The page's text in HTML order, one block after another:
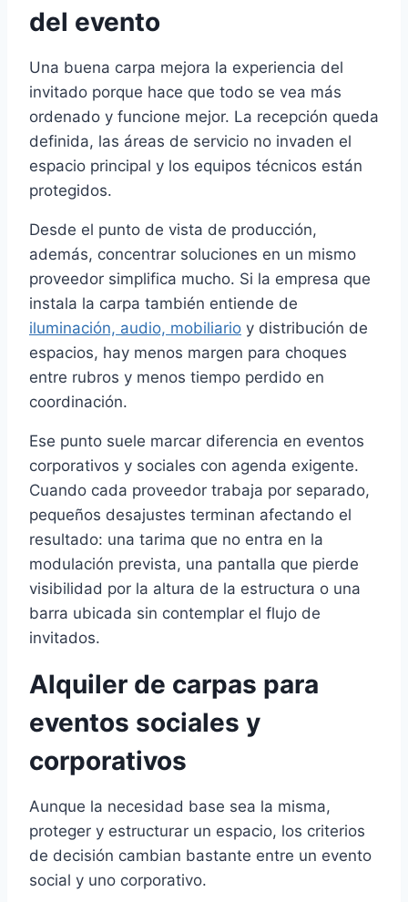
del evento
Una buena carpa mejora la experiencia del
invitado porque hace que todo se vea más
ordenado y funcione mejor. La recepción queda
definida, las áreas de servicio no invaden el
espacio principal y los equipos técnicos están
protegidos.
Desde el punto de vista de producción,
además, concentrar soluciones en un mismo
proveedor simplifica mucho. Si la empresa que
instala la carpa también entiende de
iluminación, audio, mobiliario y distribución de
espacios, hay menos margen para choques
entre rubros y menos tiempo perdido en
coordinación.
Ese punto suele marcar diferencia en eventos
corporativos y sociales con agenda exigente.
Cuando cada proveedor trabaja por separado,
pequeños desajustes terminan afectando el
resultado: una tarima que no entra en la
modulación prevista, una pantalla que pierde
visibilidad por la altura de la estructura o una
barra ubicada sin contemplar el flujo de
invitados.
Alquiler de carpas para
eventos sociales y
corporativos
Aunque la necesidad base sea la misma,
proteger y estructurar un espacio, los criterios
de decisión cambian bastante entre un evento
social y uno corporativo.